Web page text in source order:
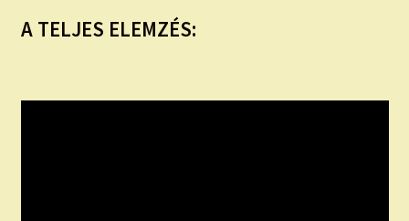
A TELJES ELEMZÉS: